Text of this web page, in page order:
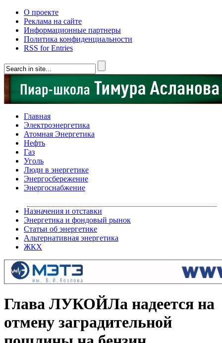
О проекте
Реклама на сайте
Информационные партнеры
Политика конфиденциальности
RSS for Entries
Главная
Электроэнергетика
Атомная Энергетика
Нефть
Газ
Уголь
Люди в энергетике
Энергосбережение
Энергоснабжение
Назначения и отставки
Энергетика и фондовый рынок
Статьи об энергетике
Альтернативная энергетика
ЖКХ
Глава ЛУКОЙЛа надеется на
отмену заградительной